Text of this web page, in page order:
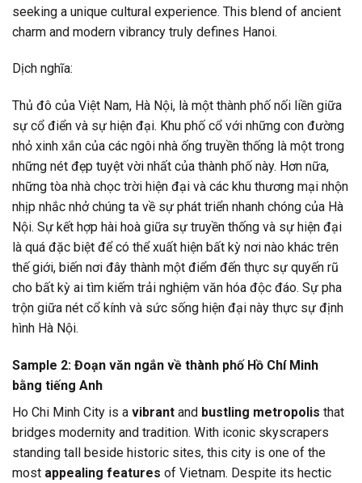
seeking a unique cultural experience. This blend of ancient
charm and modern vibrancy truly defines Hanoi.
Dịch nghĩa:
Thủ đô của Việt Nam, Hà Nội, là một thành phố nối liền giữa
sự cổ điển và sự hiện đại. Khu phố cổ với những con đường
nhỏ xinh xắn của các ngôi nhà ống truyền thống là một trong
những nét đẹp tuyệt vời nhất của thành phố này. Hơn nữa,
những tòa nhà chọc trời hiện đại và các khu thương mại nhộn
nhịp nhắc nhở chúng ta về sự phát triển nhanh chóng của Hà
Nội. Sự kết hợp hài hoà giữa sự truyền thống và sự hiện đại
là quá đặc biệt để có thể xuất hiện bất kỳ nơi nào khác trên
thế giới, biến nơi đây thành một điểm đến thực sự quyến rũ
cho bất kỳ ai tìm kiếm trải nghiệm văn hóa độc đáo. Sự pha
trộn giữa nét cổ kính và sức sống hiện đại này thực sự định
hình Hà Nội.
Sample 2: Đoạn văn ngắn về thành phố Hồ Chí Minh
bằng tiếng Anh
Ho Chi Minh City is a vibrant and bustling metropolis that
bridges modernity and tradition. With iconic skyscrapers
standing tall beside historic sites, this city is one of the
most appealing features of Vietnam. Despite its hectic